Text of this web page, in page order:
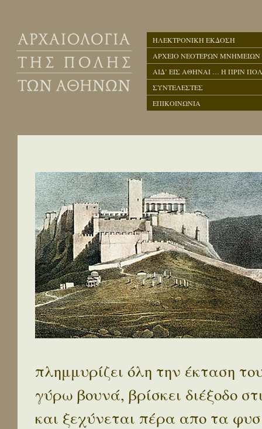
ΗΛΕΚΤΡΟΝΙΚΗ ΕΚΔΟΣΗ
ΑΡΧΕΙΟ ΝΕΟΤΕΡΩΝ ΜΝΗΜΕΙΩΝ
ΑΙΔ’ ΕΙΣ ΑΘΗΝΑΙ … Η ΠΡΙΝ
ΣΥΝΤΕΛΕΣΤΕΣ
ΕΠΙΚΟΙΝΩΝΙΑ
πλημμυρίζει όλη την έκταση
γύρω βουνά, βρίσκει διέξοδο
και ξεχύνεται πέρα απο τα